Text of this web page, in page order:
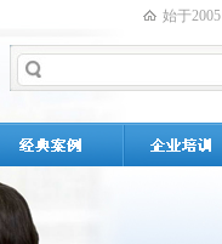
始于2005